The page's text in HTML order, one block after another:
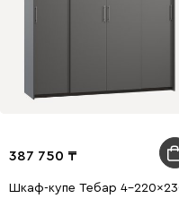
387 750
Шкаф-купе Тебар 4-